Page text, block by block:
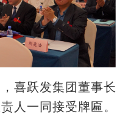
喜跃发集团董事长
人一同接受牌匾。